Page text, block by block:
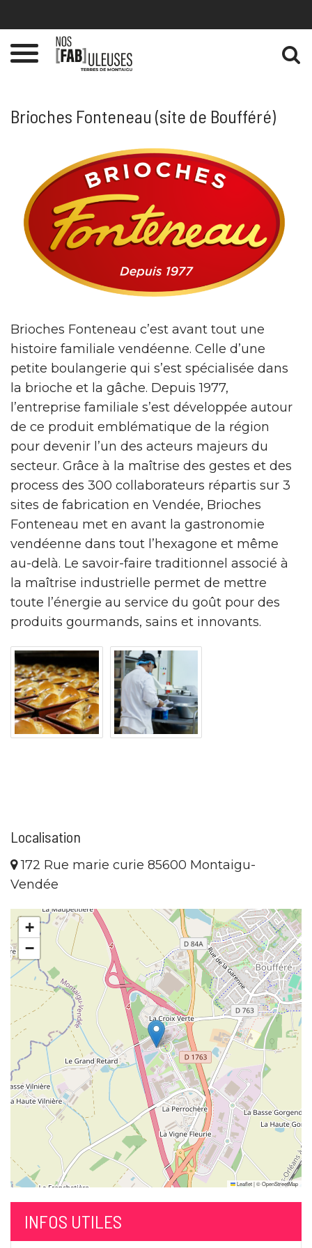
Toggle
Brioches Fonteneau (site de Boufféré)
Brioches Fonteneau c’est avant tout une
histoire familiale vendéenne. Celle d’une
petite boulangerie qui s’est spécialisée dans
la brioche et la gâche. Depuis 1977,
l’entreprise familiale s’est développée autour
de ce produit emblématique de la région
pour devenir l’un des acteurs majeurs du
secteur. Grâce à la maîtrise des gestes et des
process des 300 collaborateurs répartis sur 3
sites de fabrication en Vendée, Brioches
Fonteneau met en avant la gastronomie
vendéenne dans tout l’hexagone et même
au-delà. Le savoir-faire traditionnel associé à
la maîtrise industrielle permet de mettre
toute l’énergie au service du goût pour des
produits gourmands, sains et innovants.
Localisation
172 Rue marie curie 85600 Montaigu-
Vendée
+
−
Leaflet|©OpenStreetMap
INFOS UTILES